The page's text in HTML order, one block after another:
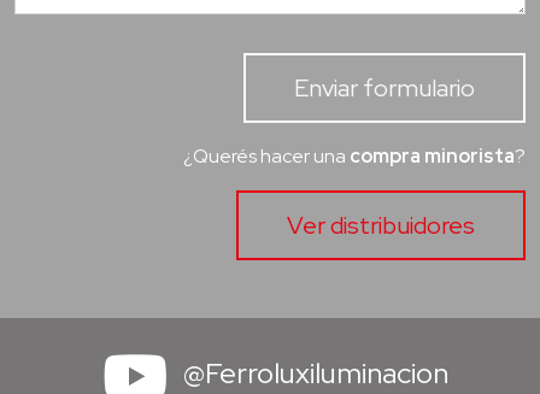
Enviar formulario
¿Querés hacer una compra minorista?
Ver distribuidores
@Ferroluxiluminacion